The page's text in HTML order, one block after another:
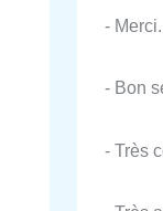
- Merci.
- Bon
- Très